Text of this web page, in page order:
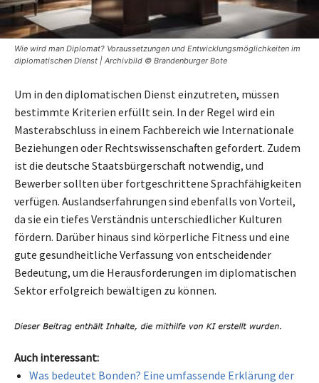
Wie wird man Diplomat? Voraussetzungen und Entwicklungsmöglichkeiten im
diplomatischen Dienst | Archivbild © Brandenburger Bote
Um in den diplomatischen Dienst einzutreten, müssen
bestimmte Kriterien erfüllt sein. In der Regel wird ein
Masterabschluss in einem Fachbereich wie Internationale
Beziehungen oder Rechtswissenschaften gefordert. Zudem
ist die deutsche Staatsbürgerschaft notwendig, und
Bewerber sollten über fortgeschrittene Sprachfähigkeiten
verfügen. Auslandserfahrungen sind ebenfalls von Vorteil,
da sie ein tiefes Verständnis unterschiedlicher Kulturen
fördern. Darüber hinaus sind körperliche Fitness und eine
gute gesundheitliche Verfassung von entscheidender
Bedeutung, um die Herausforderungen im diplomatischen
Sektor erfolgreich bewältigen zu können.
Auch interessant:
Was bedeutet Bonden? Eine umfassende Erklärung der